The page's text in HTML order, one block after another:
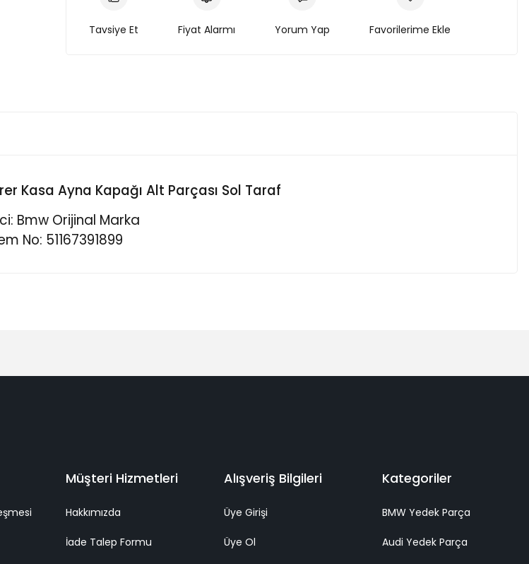
Tavsiye Et Fiyat Alarmı Yorum Yap
Kasa Ayna Kapağı Alt Parçası Sol Taraf
Bmw Orijinal Marka
No: 51167391899
Müşteri Hizmetleri
Hakkımızda
İade Talep Formu
Alışveriş Bilgileri
Üye Girişi
Üye Ol
Kategoriler
BMW Yedek Parça
Audi Yedek Parça